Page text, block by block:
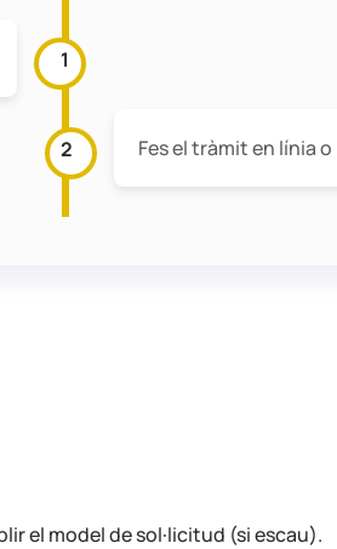
1
Fes el tràmit en línia
2
el model de sol·licitud (si escau).